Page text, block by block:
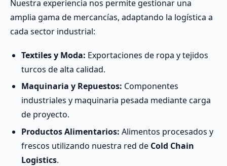
Nuestra experiencia nos permite gestionar una
amplia gama de mercancías, adaptando la logística a
cada sector industrial:
Textiles y Moda: Exportaciones de ropa y tejidos
turcos de alta calidad.
Maquinaria y Repuestos: Componentes
industriales y maquinaria pesada mediante carga
de proyecto.
Productos Alimentarios: Alimentos procesados y
frescos utilizando nuestra red de Cold Chain
Logistics.